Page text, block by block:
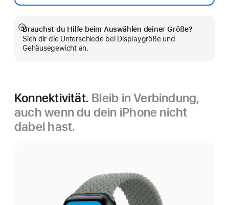
Brauchst du Hilfe beim Auswählen deiner Größe?
Sieh dir die Unterschiede bei Displaygröße und
Gehäusegewicht an.
Mehr
anzeigen
Konnektivität. Bleib in Verbindung,
auch wenn du dein iPhone nicht
dabei hast.